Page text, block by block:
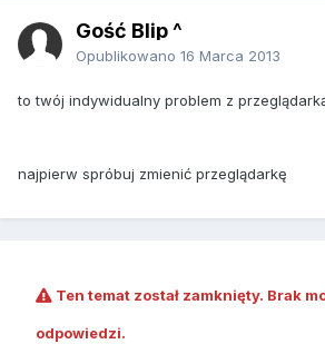
Gość Blip ^
Opublikowano 16 Marca 2013
to twój indywidualny problem z
najpierw spróbuj zmienić przeglądarkę
Ten temat został zamknięty. Brak
odpowiedzi.